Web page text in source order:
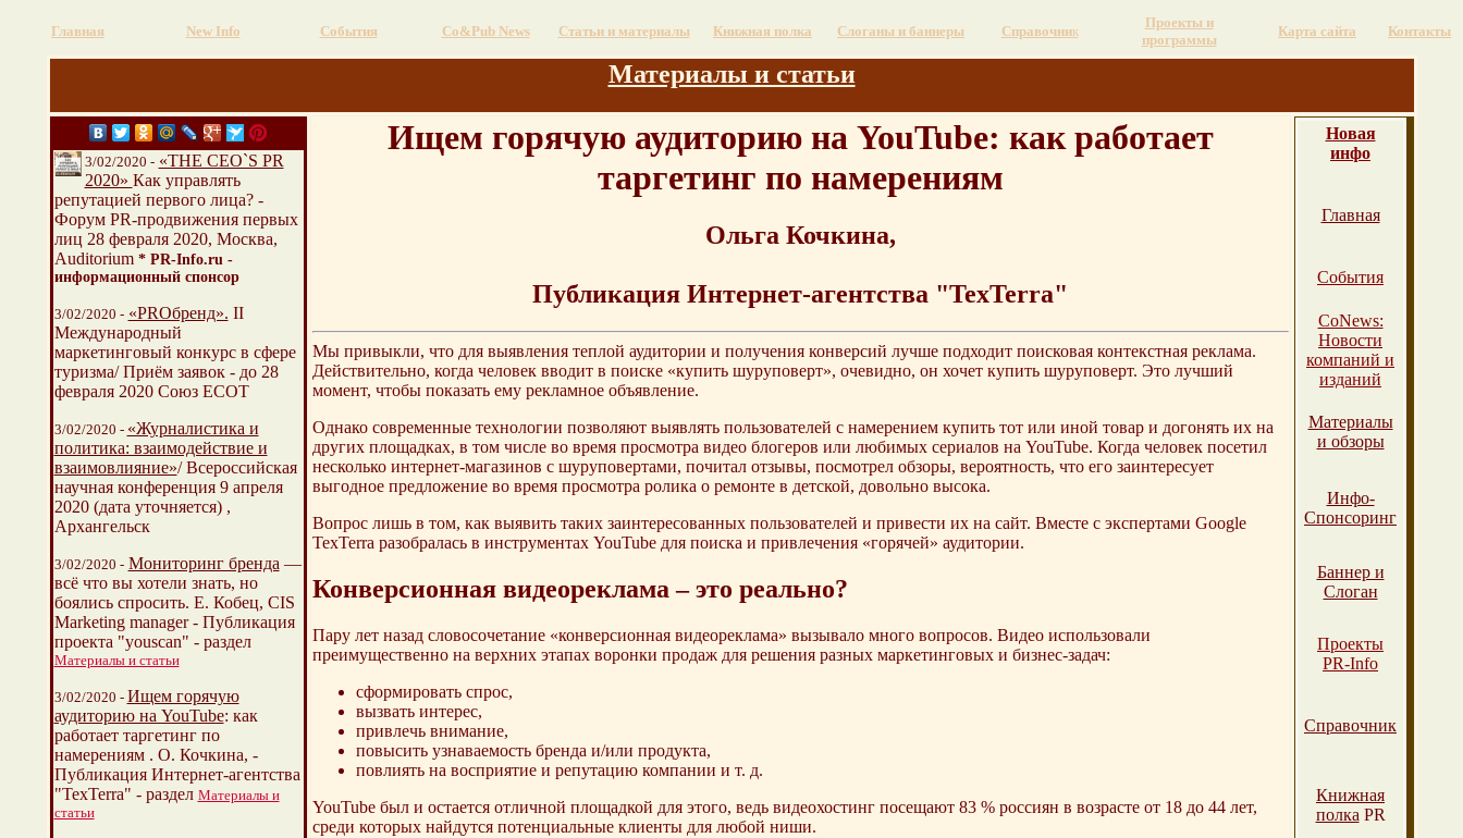
Главная New Info События Со&Pub News Статьи и материалы Книжная полка Слоганы и баннеры Справочник
Проекты и
программы
Карта сайта Контакты
Материалы и статьи
3/02/2020 - «THE CEO`S PR
2020» Как управлять
репутацией первого лица? -
Форум PR-продвижения первых
лиц 28 февраля 2020, Москва,
Auditorium * PR-Info.ru -
информационный спонсор
3/02/2020 - «PROбренд». II
Международный
маркетинговый конкурс в сфере
туризма/ Приём заявок - до 28
февраля 2020 Союз ЕСОТ
3/02/2020 - «Журналистика и
политика: взаимодействие и
взаимовлияние»/ Всероссийская
научная конференция 9 апреля
2020 (дата уточняется) ,
Архангельск
3/02/2020 - Мониторинг бренда —
всё что вы хотели знать, но
боялись спросить. Е. Кобец, CIS
Marketing manager - Публикация
проекта "youscan" - раздел
Материалы и статьи
3/02/2020 - Ищем горячую
аудиторию на YouTube: как
работает таргетинг по
намерениям . О. Кочкина, -
Публикация Интернет-агентства
"TexTerra" - раздел Материалы и
статьи
Ищем горячую аудиторию на YouTube: как работает
таргетинг по намерениям
Ольга Кочкина,
Публикация Интернет-агентства "TexTerra"
Мы привыкли, что для выявления теплой аудитории и получения конверсий лучше подходит поисковая контекстная реклама.
Действительно, когда человек вводит в поиске «купить шуруповерт», очевидно, он хочет купить шуруповерт. Это лучший
момент, чтобы показать ему рекламное объявление.
Однако современные технологии позволяют выявлять пользователей с намерением купить тот или иной товар и догонять их на
других площадках, в том числе во время просмотра видео блогеров или любимых сериалов на YouTube. Когда человек посетил
несколько интернет-магазинов с шуруповертами, почитал отзывы, посмотрел обзоры, вероятность, что его заинтересует
выгодное предложение во время просмотра ролика о ремонте в детской, довольно высока.
Вопрос лишь в том, как выявить таких заинтересованных пользователей и привести их на сайт. Вместе с экспертами Google
TexTerra разобралась в инструментах YouTube для поиска и привлечения «горячей» аудитории.
Конверсионная видеореклама – это реально?
Пару лет назад словосочетание «конверсионная видеореклама» вызывало много вопросов. Видео использовали
преимущественно на верхних этапах воронки продаж для решения разных маркетинговых и бизнес-задач:
сформировать спрос,
вызвать интерес,
привлечь внимание,
повысить узнаваемость бренда и/или продукта,
повлиять на восприятие и репутацию компании и т. д.
YouTube был и остается отличной площадкой для этого, ведь видеохостинг посещают 83 % россиян в возрасте от 18 до 44 лет,
среди которых найдутся потенциальные клиенты для любой ниши.
Новая
инфо
Главная
События
СоNews:
Новости
компаний и
изданий
Материалы
и обзоры
Инфо-
Спонсоринг
Баннер и
Слоган
Проекты
PR-Info
Справочник
Книжная
полка PR